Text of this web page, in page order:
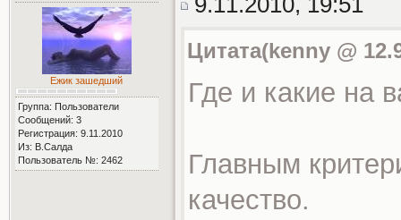
Ежик зашедший
Группа: Пользователи
Сообщений: 3
Регистрация: 9.11.2010
Из: В.Салда
Пользователь №: 2462
Цитата(kenny @
Где и какие на
Главным
качество.